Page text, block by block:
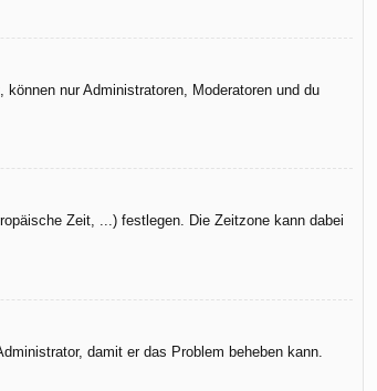
nur Administratoren, Moderatoren und du
Zeit, ...) festlegen. Die Zeitzone kann dabei
damit er das Problem beheben kann.